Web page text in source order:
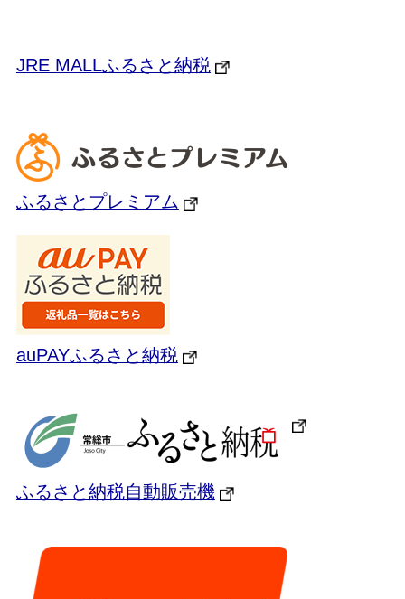
JRE MALLふるさと納税
ふるさとプレミアム
auPAYふるさと納税
ふるさと納税自動販売機